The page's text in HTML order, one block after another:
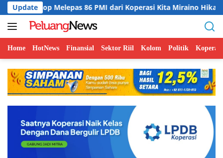
Langsung
ke
konten
Update
Melepas 86 PMI dari Koperasi Kita Miraino Hikari ke Jepang
Home HotNews Finansial Sektor Riil Kolom Politik Koperasi